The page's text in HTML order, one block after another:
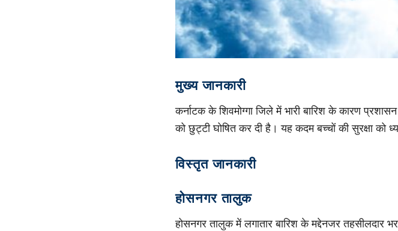
मुख्य जानकारी
कर्नाटक के शिवमोग्गा जिले में भारी बारिश के कारण
को छुट्टी घोषित कर दी है। यह कदम बच्चों की सुरक्षा को
विस्तृत जानकारी
होसनगर तालुक
होसनगर तालुक में लगातार बारिश के मद्देनजर